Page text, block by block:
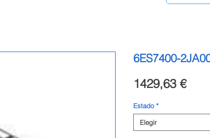
6ES7400-
1429,63 €
Estado *
Elegir